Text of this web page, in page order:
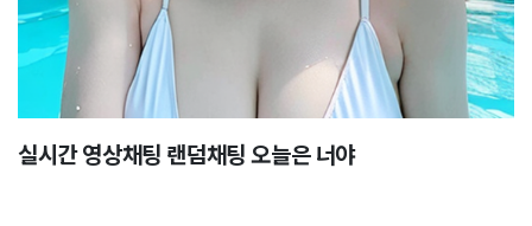
실시간 영상채팅 랜덤채팅 오늘은 너야